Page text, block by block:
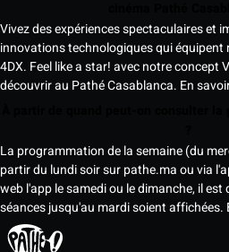
Vivez des expériences spectaculaires et
innovations technologiques qui équipent
4DX. Feel like a star! avec notre concept
découvrir au Pathé Casablanca. En
La programmation de la semaine (du
partir du lundi soir sur pathe.ma ou via
web l'app le samedi ou le dimanche, il
séances jusqu'au mardi soient affichées.